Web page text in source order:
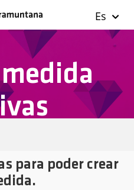
Es
para poder crear